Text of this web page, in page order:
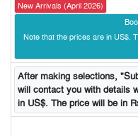
New Arrivals (April 2026)
Note that the prices are in US$.
After making selections,
will contact you with details
in US$. The price will be in